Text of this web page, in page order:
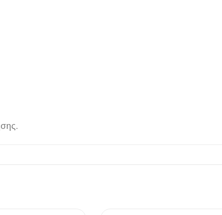
ΔΕΣ ΤΟ